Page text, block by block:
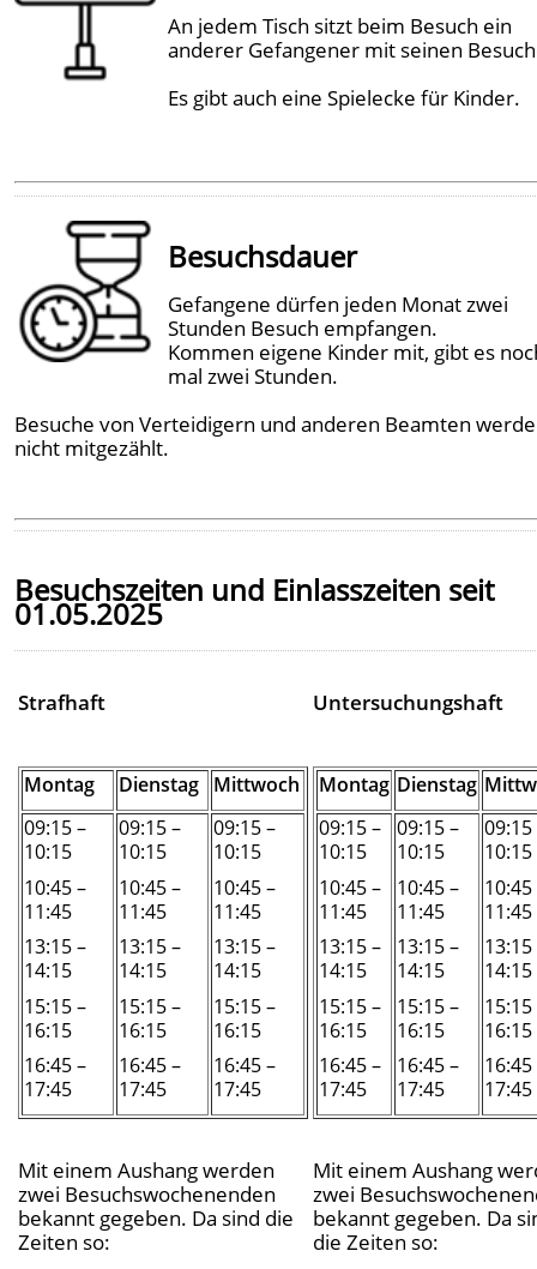
An jedem Tisch sitzt beim Besuch ein
anderer Gefangener mit seinen
Es gibt auch eine Spielecke für Kinder.
Besuchsdauer
Gefangene dürfen jeden Monat zwei
Stunden Besuch empfangen.
Kommen eigene Kinder mit, gibt es
mal zwei Stunden.
Besuche von Verteidigern und anderen Beamten
nicht mitgezählt.
Besuchszeiten und Einlasszeiten seit
01.05.2025
Strafhaft Untersuchungshaft
Montag Dienstag Mittwoch
09:15 –
10:15
10:45 –
11:45
13:15 –
14:15
15:15 –
16:15
16:45 –
17:45
09:15 –
10:15
10:45 –
11:45
13:15 –
14:15
15:15 –
16:15
16:45 –
17:45
09:15 –
10:15
10:45 –
11:45
13:15 –
14:15
15:15 –
16:15
16:45 –
17:45
Montag Dienstag
09:15 –
10:15
10:45 –
11:45
13:15 –
14:15
15:15 –
16:15
16:45 –
17:45
09:15 –
10:15
10:45 –
11:45
13:15 –
14:15
15:15 –
16:15
16:45 –
17:45
09:15
10:15
10:45
11:45
13:15
14:15
15:15
16:15
16:45
17:45
Mit einem Aushang werden
zwei Besuchswochenenden
bekannt gegeben. Da sind die
Zeiten so:
Mit einem Aushang
zwei
bekannt gegeben. Da
die Zeiten so: